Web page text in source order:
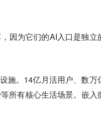
因为它们的AI入口是独立
施。14亿月活用户、数万
所有核心生活场景。嵌入